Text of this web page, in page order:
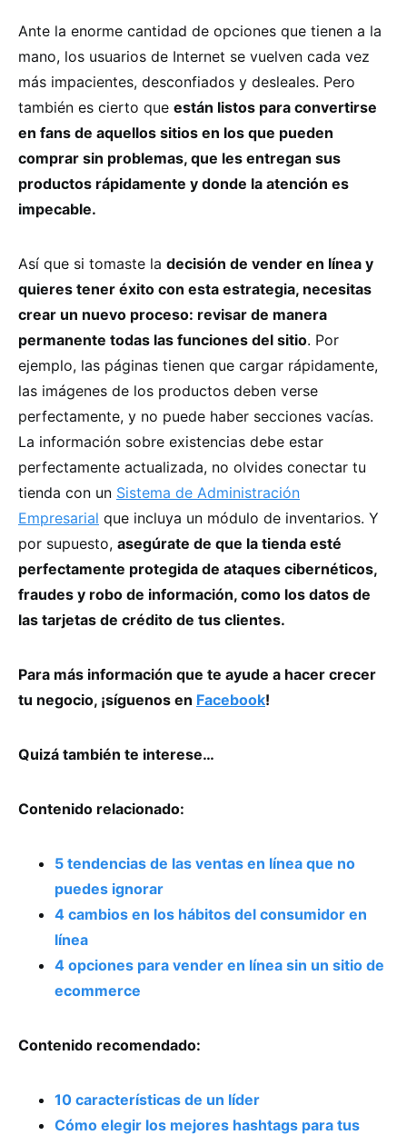
Ante la enorme cantidad de opciones que tienen a la
mano, los usuarios de Internet se vuelven cada vez
más impacientes, desconfiados y desleales. Pero
también es cierto que están listos para convertirse
en fans de aquellos sitios en los que pueden
comprar sin problemas, que les entregan sus
productos rápidamente y donde la atención es
impecable.
Así que si tomaste la decisión de vender en línea y
quieres tener éxito con esta estrategia, necesitas
crear un nuevo proceso: revisar de manera
permanente todas las funciones del sitio. Por
ejemplo, las páginas tienen que cargar rápidamente,
las imágenes de los productos deben verse
perfectamente, y no puede haber secciones vacías.
La información sobre existencias debe estar
perfectamente actualizada, no olvides conectar tu
tienda con un Sistema de Administración
Empresarial que incluya un módulo de inventarios. Y
por supuesto, asegúrate de que la tienda esté
perfectamente protegida de ataques cibernéticos,
fraudes y robo de información, como los datos de
las tarjetas de crédito de tus clientes.
Para más información que te ayude a hacer crecer
tu negocio, ¡síguenos en Facebook!
Quizá también te interese…
Contenido relacionado:
5 tendencias de las ventas en línea que no
puedes ignorar
4 cambios en los hábitos del consumidor en
línea
4 opciones para vender en línea sin un sitio de
ecommerce
Contenido recomendado:
10 características de un líder
Cómo elegir los mejores hashtags para tus